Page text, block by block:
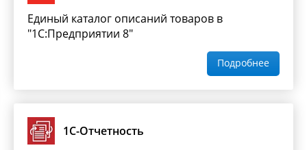
Единый каталог описаний товаров в
"1С:Предприятии 8"
Подробнее
1С-Отчетность